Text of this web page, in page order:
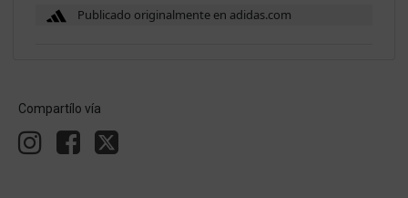
Publicado originalmente en adidas.com
Compartílo vía